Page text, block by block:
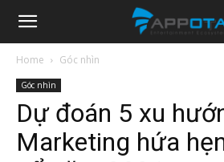
Appota
News
Home Góc nhìn
Góc nhìn
Dự đoán 5 xu
Marketing hứa